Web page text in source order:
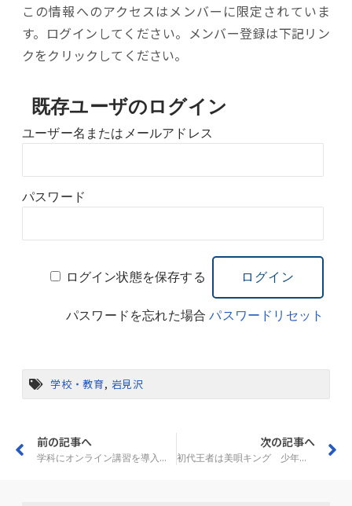
この情報へのアクセスはメンバーに限定されていま
す。ログインしてください。メンバー登録は下記リン
クをクリックしてください。
既存ユーザのログイン
ユーザー名またはメールアドレス
パスワード
ログイン状態を保存する
パスワードを忘れた場合パスワードリセット
学校・教育, 岩見沢
前の記事へ
学科にオンライン講習を導入 空知自動車学校
次の記事へ
初代王者は美唄キング 少年野球大会